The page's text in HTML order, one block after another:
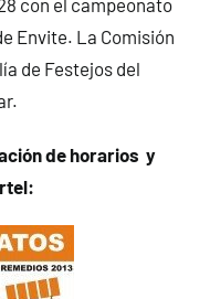
Envite. La Comisión
de Festejos del
de horarios y